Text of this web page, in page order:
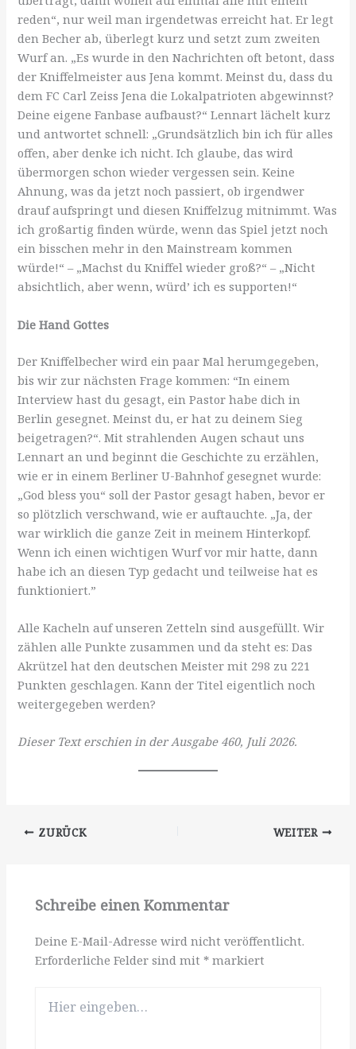
reden“, nur weil man irgendetwas erreicht hat. Er legt
den Becher ab, überlegt kurz und setzt zum zweiten
Wurf an. „Es wurde in den Nachrichten oft betont, dass
der Kniffelmeister aus Jena kommt. Meinst du, dass du
dem FC Carl Zeiss Jena die Lokalpatrioten abgewinnst?
Deine eigene Fanbase aufbaust?“ Lennart lächelt kurz
und antwortet schnell: „Grundsätzlich bin ich für alles
offen, aber denke ich nicht. Ich glaube, das wird
übermorgen schon wieder vergessen sein. Keine
Ahnung, was da jetzt noch passiert, ob irgendwer
drauf aufspringt und diesen Kniffelzug mitnimmt. Was
ich großartig finden würde, wenn das Spiel jetzt noch
ein bisschen mehr in den Mainstream kommen
würde!“ – „Machst du Kniffel wieder groß?“ – „Nicht
absichtlich, aber wenn, würd’ ich es supporten!“
Die Hand Gottes
Der Kniffelbecher wird ein paar Mal herumgegeben,
bis wir zur nächsten Frage kommen: “In einem
Interview hast du gesagt, ein Pastor habe dich in
Berlin gesegnet. Meinst du, er hat zu deinem Sieg
beigetragen?“. Mit strahlenden Augen schaut uns
Lennart an und beginnt die Geschichte zu erzählen,
wie er in einem Berliner U-Bahnhof gesegnet wurde:
„God bless you“ soll der Pastor gesagt haben, bevor er
so plötzlich verschwand, wie er auftauchte. „Ja, der
war wirklich die ganze Zeit in meinem Hinterkopf.
Wenn ich einen wichtigen Wurf vor mir hatte, dann
habe ich an diesen Typ gedacht und teilweise hat es
funktioniert.”
Alle Kacheln auf unseren Zetteln sind ausgefüllt. Wir
zählen alle Punkte zusammen und da steht es: Das
Akrützel hat den deutschen Meister mit 298 zu 221
Punkten geschlagen. Kann der Titel eigentlich noch
weitergegeben werden?
Dieser Text erschien in der Ausgabe 460, Juli 2026.
ZURÜCK WEITER
Schreibe einen Kommentar
Deine E-Mail-Adresse wird nicht veröffentlicht.
Erforderliche Felder sind mit * markiert
eingeben…